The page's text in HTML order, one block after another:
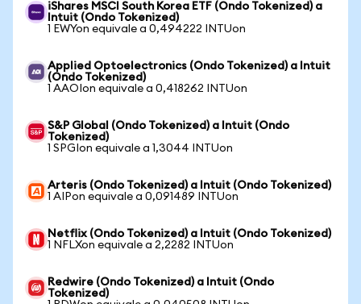
iShares MSCI South Korea ETF (Ondo Tokenized) a
Intuit (Ondo Tokenized)
1 EWYon equivale a 0,494222 INTUon
Applied Optoelectronics (Ondo Tokenized) a Intuit
(Ondo Tokenized)
1 AAOIon equivale a 0,418262 INTUon
S&P Global (Ondo Tokenized) a Intuit (Ondo
Tokenized)
1 SPGIon equivale a 1,3044 INTUon
Arteris (Ondo Tokenized) a Intuit (Ondo Tokenized)
1 AIPon equivale a 0,091489 INTUon
Netflix (Ondo Tokenized) a Intuit (Ondo Tokenized)
1 NFLXon equivale a 2,2282 INTUon
Redwire (Ondo Tokenized) a Intuit (Ondo
Tokenized)